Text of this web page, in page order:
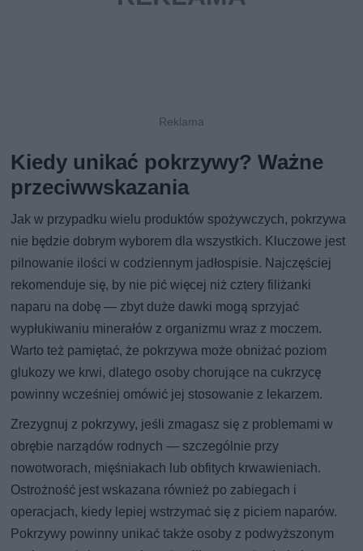
Kiedy unikać pokrzywy? Ważne
przeciwwskazania
Jak w przypadku wielu produktów spożywczych, pokrzywa
nie będzie dobrym wyborem dla wszystkich. Kluczowe jest
pilnowanie ilości w codziennym jadłospisie. Najczęściej
rekomenduje się, by nie pić więcej niż cztery filiżanki
naparu na dobę — zbyt duże dawki mogą sprzyjać
wypłukiwaniu minerałów z organizmu wraz z moczem.
Warto też pamiętać, że pokrzywa może obniżać poziom
glukozy we krwi, dlatego osoby chorujące na cukrzycę
powinny wcześniej omówić jej stosowanie z lekarzem.
Zrezygnuj z pokrzywy, jeśli zmagasz się z problemami w
obrębie narządów rodnych — szczególnie przy
nowotworach, mięśniakach lub obfitych krwawieniach.
Ostrożność jest wskazana również po zabiegach i
operacjach, kiedy lepiej wstrzymać się z piciem naparów.
Pokrzywy powinny unikać także osoby z podwyższonym